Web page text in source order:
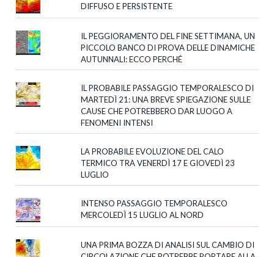
DIFFUSO E PERSISTENTE
IL PEGGIORAMENTO DEL FINE SETTIMANA, UN
PICCOLO BANCO DI PROVA DELLE DINAMICHE
AUTUNNALI: ECCO PERCHÉ
IL PROBABILE PASSAGGIO TEMPORALESCO DI
MARTEDÌ 21: UNA BREVE SPIEGAZIONE SULLE
CAUSE CHE POTREBBERO DAR LUOGO A
FENOMENI INTENSI
LA PROBABILE EVOLUZIONE DEL CALO
TERMICO TRA VENERDÌ 17 E GIOVEDÌ 23
LUGLIO
INTENSO PASSAGGIO TEMPORALESCO
MERCOLEDÌ 15 LUGLIO AL NORD
UNA PRIMA BOZZA DI ANALISI SUL CAMBIO DI